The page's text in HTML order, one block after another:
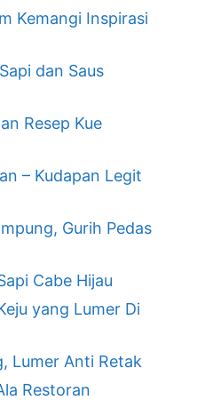
Kemangi Inspirasi
dan Saus
Resep Kue
– Kudapan Legit
Gurih Pedas
Cabe Hijau
yang Lumer Di
Lumer Anti Retak
Restoran